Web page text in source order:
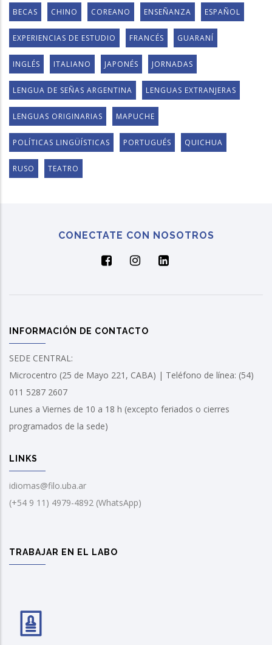
BECAS CHINO COREANO ENSEÑANZA ESPAÑOL
EXPERIENCIAS DE ESTUDIO FRANCÉS GUARANÍ
INGLÉS ITALIANO JAPONÉS JORNADAS
LENGUA DE SEÑAS ARGENTINA LENGUAS EXTRANJERAS
LENGUAS ORIGINARIAS MAPUCHE
POLÍTICAS LINGÜÍSTICAS PORTUGUÉS QUICHUA
RUSO TEATRO
CONECTATE CON NOSOTROS
INFORMACIÓN DE CONTACTO
SEDE CENTRAL:
Microcentro (25 de Mayo 221, CABA) | Teléfono de línea: (54)
011 5287 2607
Lunes a Viernes de 10 a 18 h (excepto feriados o cierres
programados de la sede)
LINKS
idiomas@filo.uba.ar
(+54 9 11) 4979-4892 (WhatsApp)
TRABAJAR EN EL LABO